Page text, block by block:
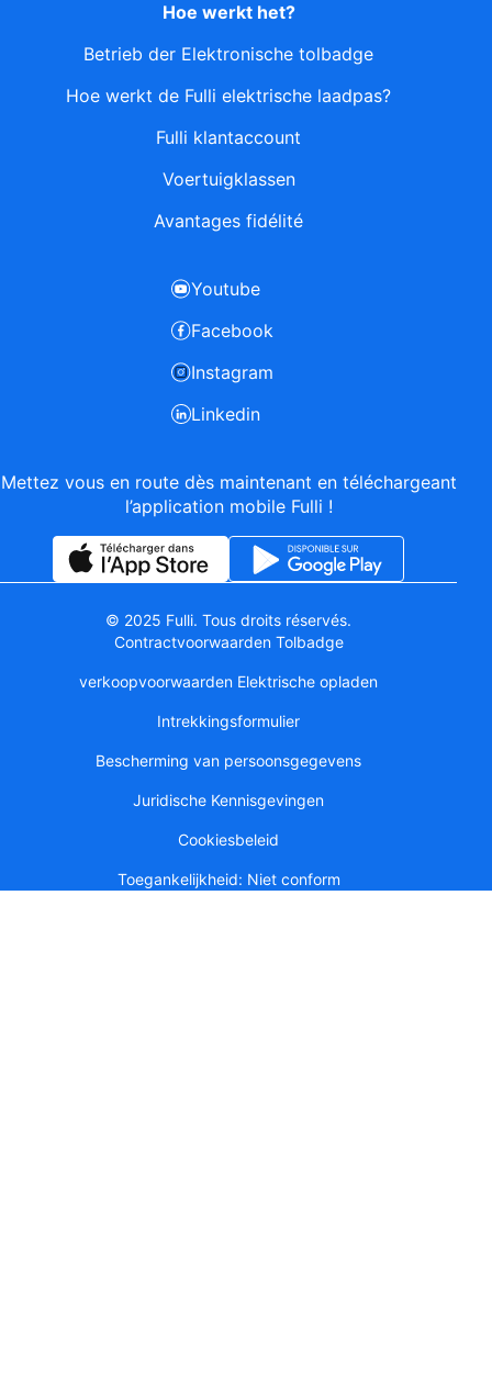
Mettez vous en route dès maintenant en téléchargeant
l’application mobile Fulli !
Hoe werkt het?
Betrieb der Elektronische tolbadge
Hoe werkt de Fulli elektrische laadpas?
Fulli klantaccount
Voertuigklassen
Avantages fidélité
Youtube
Facebook
Instagram
Linkedin
© 2025 Fulli. Tous droits réservés.
Contractvoorwaarden Tolbadge
verkoopvoorwaarden Elektrische opladen
Intrekkingsformulier
Bescherming van persoonsgegevens
Juridische Kennisgevingen
Cookiesbeleid
Toegankelijkheid: Niet conform